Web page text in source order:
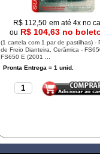
R$ 112,50 em até 4x no
ou R$ 104,63 no
(1 cartela com 1 par de pastilhas) -
de Freio Dianteira, Cerâmica -
FS650 E (2001 ...